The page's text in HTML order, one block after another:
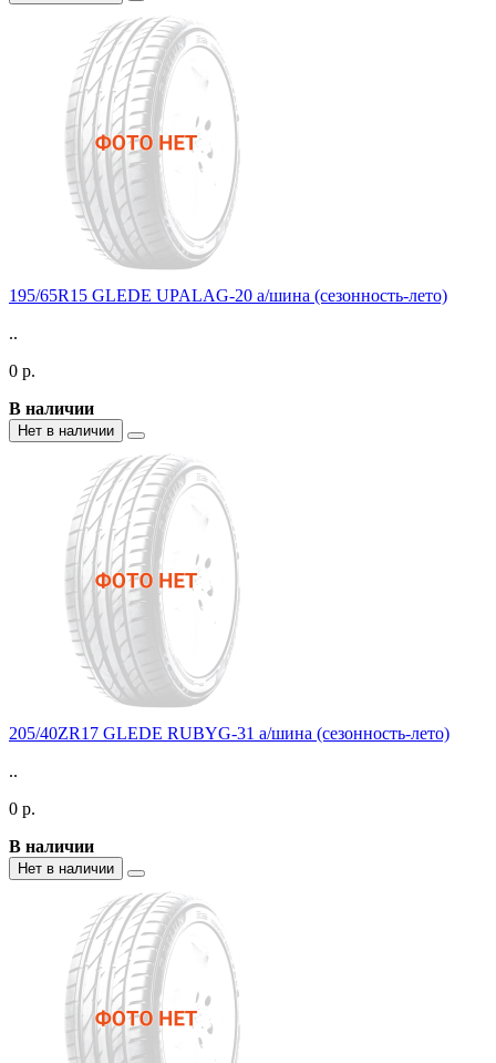
195/65R15 GLEDE UPALAG-20 а/шина (сезонность-лето)
..
0 р.
В наличии
Нет в наличии
205/40ZR17 GLEDE RUBYG-31 а/шина (сезонность-лето)
..
0 р.
В наличии
Нет в наличии